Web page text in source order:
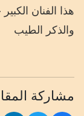
هذا الفنان
والذكر الطيب
مشاركة